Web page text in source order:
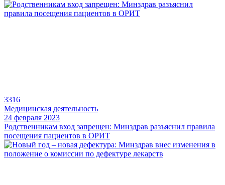
3316
Медицинская деятельность
24 февраля 2023
Родственникам вход запрещен: Минздрав разъяснил правила
посещения пациентов в ОРИТ